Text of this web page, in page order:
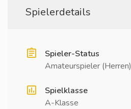
Spielerdetails
Spieler-Status
Amateurspieler (Herren)
Spielklasse
A-Klasse